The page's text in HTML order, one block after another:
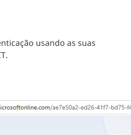
usando as suas